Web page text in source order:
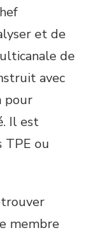
et de
de
avec
pour
Il est
TPE ou
membre